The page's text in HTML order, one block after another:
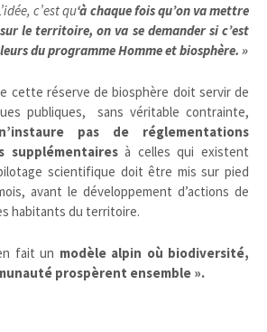
c’est qu‘à chaque fois qu’on va mettre
le territoire, on va se demander si c’est
du programme Homme et biosphère. »
cette réserve de biosphère doit servir de
publiques, sans véritable contrainte,
pas de réglementations
supplémentairesà celles qui existent
scientifique doit être mis sur pied
avant le développement d’actions de
habitants du territoire.
fait un modèle alpin où biodiversité,
prospèrent ensemble ».